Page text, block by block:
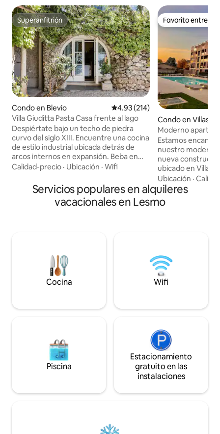
Superanfitrión
Superanfitrión
Condo en Blevio Calificación promedio: 4.93 de
4.93 (214)
Villa Giuditta Pasta Casa frente al lago
Despiértate bajo un techo de piedra
curvo del siglo XIII. Encuentre una cocina
de estilo industrial ubicada detrás de
arcos internos en expansión. Beba en
magníficas vistas al lago y a la montaña
directamente al lago de Como desde las
soleadas terrazas del jardín. CIR: 013026-
CNI-00010 La casa de planta baja forma
Como está a poca distancia en coche, y
el transporte público está cerca. El
apartamento está a 5 km de Como, a 2
km de Torno, a 40 km de Milán, a 38 km
transporte público: los autobuses C30
o desde la Piazza Matteotti hacia Como-
a la parada Blevio - Decorations Savio, a
unos 100 m de la casa. Una alternativa
tradicional puede ser el uso de los barcos
unos 15 minutos se llega al destino. POR
Calidad-precio · Ubicación · Wifi
Favorito entre
Favorito entre
Condo en
Moderno
«Cara Brianza»
Estamos
nuestro
nueva
ubicado en
Parque de
de dos
cocina abierta,
cama, baño y
(01.06/15/.09).
nosotros para
información!
Ubicación ·
Servicios populares en alquileres
vacacionales en Lesmo
Cocina Wifi
Piscina
Estacionamiento
gratuito en las
instalaciones